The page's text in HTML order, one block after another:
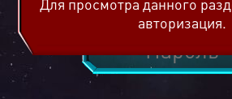
авторизация.